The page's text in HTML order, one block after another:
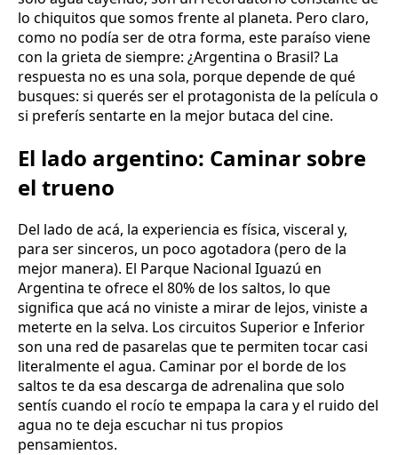
lo chiquitos que somos frente al planeta. Pero claro,
como no podía ser de otra forma, este paraíso viene
con la grieta de siempre: ¿Argentina o Brasil? La
respuesta no es una sola, porque depende de qué
busques: si querés ser el protagonista de la película o
si preferís sentarte en la mejor butaca del cine.
El lado argentino: Caminar sobre
el trueno
Del lado de acá, la experiencia es física, visceral y,
para ser sinceros, un poco agotadora (pero de la
mejor manera). El Parque Nacional Iguazú en
Argentina te ofrece el 80% de los saltos, lo que
significa que acá no viniste a mirar de lejos, viniste a
meterte en la selva. Los circuitos Superior e Inferior
son una red de pasarelas que te permiten tocar casi
literalmente el agua. Caminar por el borde de los
saltos te da esa descarga de adrenalina que solo
sentís cuando el rocío te empapa la cara y el ruido del
agua no te deja escuchar ni tus propios
pensamientos.